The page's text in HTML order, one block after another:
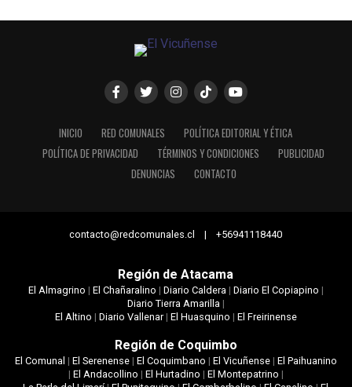
INICIO RED COMUNALES
POLÍTICA EDITORIAL Y ÉTICA
POLÍTICA DE PRIVACIDAD
TÉRMINOS Y CONDICIONES
PUBLICIDAD
DENUNCIAS
CONTACTO
contacto@redcomunales.cl | +56941118440
Región de Atacama
El Almagrino | El Chañaralino | Diario Caldera| Diario El Copiapino |
Diario Tierra Amarilla|
El Altino | Diario Vallenar| El Huasquino | El Freirinense
Región de Coquimbo
El Comunal | El Serenense| El Coquimbano | El Vicuñense| El Paihuanino
| El Andacollino | El Hurtadino | El Montepatrino |